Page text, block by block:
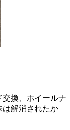
換、ホイールナ
は解消されたか